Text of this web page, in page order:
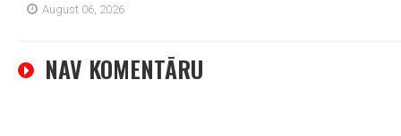
August 06, 2026
NAV KOMENTĀRU